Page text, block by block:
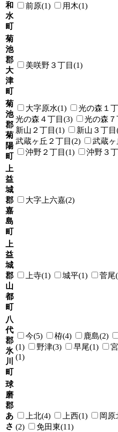
和
水
町
前原(1)
用木(1)
菊
池
郡
大
津
町
美咲野３丁目(1)
菊
池
郡
菊
陽
町
大字原水(1) 光の森１
光の森４丁目(3)
光の森７
新山２丁目(1)
新山３丁目
武蔵ヶ丘２丁目(2)
武蔵
沖野２丁目(1)
沖野３
上
益
城
郡
嘉
島
町
大字上六嘉(2)
上
益
城
郡
山
都
町
上寺(1) 城平(1) 菅尾
八
代
郡
氷
川
町
今(5) 栫(4) 鹿島(2)
(1)
野津(3) 早尾(1)
(1)
球
磨
郡
あ
さ
上北(4) 上西(1) 岡原
(2)
免田東(11)